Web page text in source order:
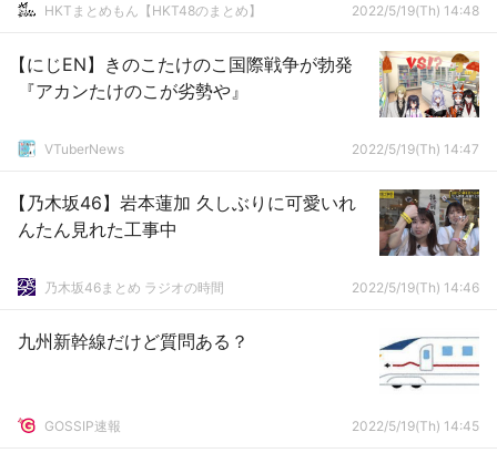
HKTまとめもん【HKT48のまとめ】 2022/5/19(Th) 14:48
【にじEN】きのこたけのこ国際戦争が勃発
『アカンたけのこが劣勢や』
VTuberNews 2022/5/19(Th) 14:47
【乃木坂46】岩本蓮加 久しぶりに可愛いれ
んたん見れた工事中
乃木坂46まとめ ラジオの時間 2022/5/19(Th) 14:46
九州新幹線だけど質問ある？
GOSSIP速報 2022/5/19(Th) 14:45